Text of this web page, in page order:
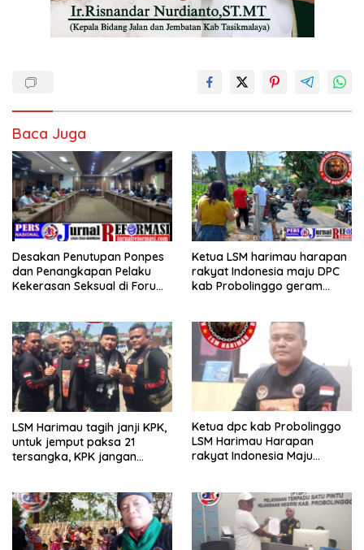
Baca Juga
Desakan Penutupan Ponpes
dan Penangkapan Pelaku
Kekerasan Seksual di Forum
Ketua LSM harimau harapan
rakyat Indonesia maju DPC
kab Probolinggo geram
LSM Harimau tagih janji KPK,
untuk jemput paksa 21
tersangka, KPK jangan
Ketua dpc kab Probolinggo
LSM Harimau Harapan
rakyat Indonesia Maju